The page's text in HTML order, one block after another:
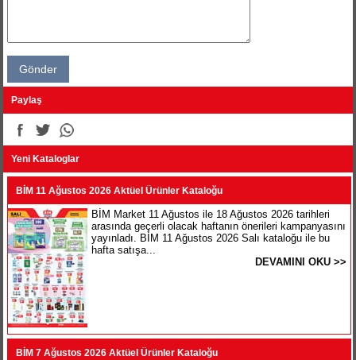
Paylaş
Yeni Kataloglar
BİM 11 Ağustos 2026 Aktüel Ürünler Kataloğu
BİM Market 11 Ağustos ile 18 Ağustos 2026 tarihleri
arasında geçerli olacak haftanın önerileri kampanyasını
yayınladı. BİM 11 Ağustos 2026 Salı kataloğu ile bu
hafta satışa...
DEVAMINI OKU >>
BİM 7 Ağustos 2026 Aktüel Ürünler Kataloğu